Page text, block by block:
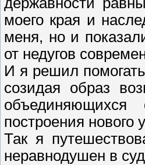
моего края и
меня, но и
от недугов
И я решил
созидая образ
построения нового
Так я
неравнодушен в